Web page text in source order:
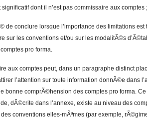
significatif dont il n’est pas commissaire aux comptes ;
de conclure lorsque l’importance des limitations est
sur les conventions et/ou sur les modalitÃ©s
pro forma.
aux comptes peut, dans un paragraphe distinct
l’attention sur toute information donnÃ©e dans
bonne comprÃ©hension des comptes pro forma.
dÃ©crite dans l’annexe, existe au niveau des
conventions elles-mÃªmes (par exemple,